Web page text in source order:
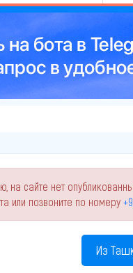
на сайте нет
или позвоните по номеру
Из